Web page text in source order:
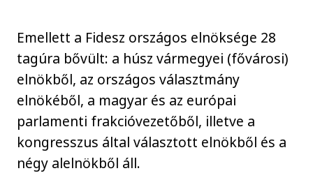
Emellett a Fidesz országos elnöksége 28
tagúra bővült: a húsz vármegyei (fővárosi)
elnökből, az országos választmány
elnökéből, a magyar és az európai
parlamenti frakcióvezetőből, illetve a
kongresszus által választott elnökből és a
négy alelnökből áll.